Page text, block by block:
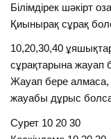
Білімдірек шәкірт
Қиынырақ сұрақ
10,20,30,40
сұрақтарына жауап
Жауап бере
жауабы дұрыс
Сурет 10 20 30